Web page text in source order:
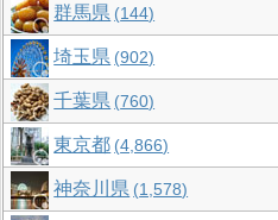
群馬県 144
埼玉県 902
千葉県 760
東京都 4,866
神奈川県 1,578